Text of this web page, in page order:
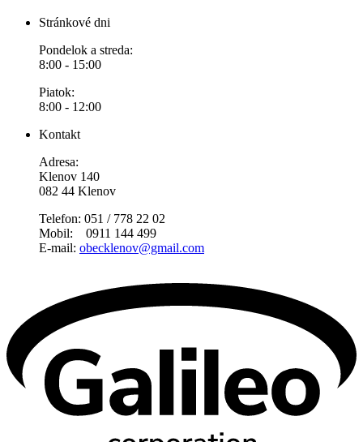
Stránkové dni
Pondelok a streda:
8:00 - 15:00
Piatok:
8:00 - 12:00
Kontakt
Adresa:
Klenov 140
082 44 Klenov
Telefon: 051 / 778 22 02
Mobil: 0911 144 499
E-mail: obecklenov@gmail.com